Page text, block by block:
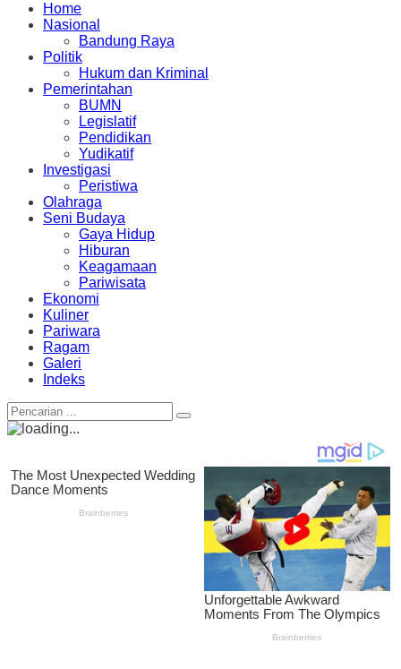
Home
Nasional
Bandung Raya
Politik
Hukum dan Kriminal
Pemerintahan
BUMN
Legislatif
Pendidikan
Yudikatif
Investigasi
Peristiwa
Olahraga
Seni Budaya
Gaya Hidup
Hiburan
Keagamaan
Pariwisata
Ekonomi
Kuliner
Pariwara
Ragam
Galeri
Indeks